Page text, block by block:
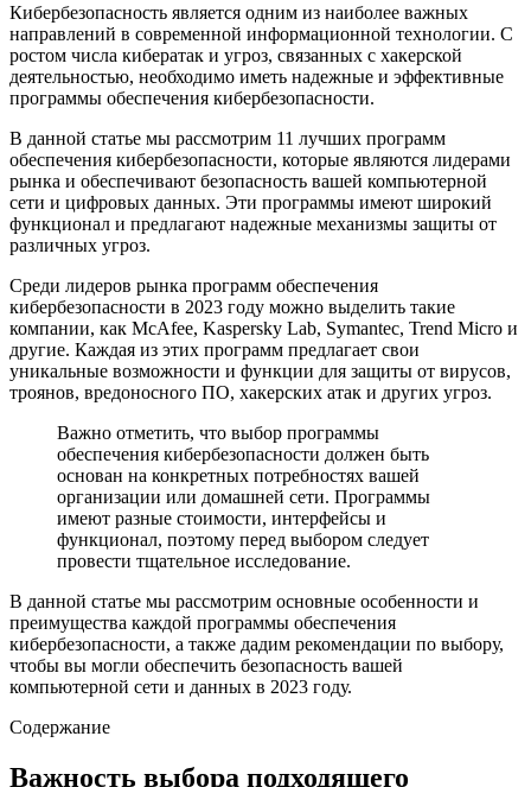
Кибербезопасность является одним из наиболее важных
направлений в современной информационной технологии. С
ростом числа кибератак и угроз, связанных с хакерской
деятельностью, необходимо иметь надежные и эффективные
программы обеспечения кибербезопасности.
В данной статье мы рассмотрим 11 лучших программ
обеспечения кибербезопасности, которые являются лидерами
рынка и обеспечивают безопасность вашей компьютерной
сети и цифровых данных. Эти программы имеют широкий
функционал и предлагают надежные механизмы защиты от
различных угроз.
Среди лидеров рынка программ обеспечения
кибербезопасности в 2023 году можно выделить такие
компании, как McAfee, Kaspersky Lab, Symantec, Trend Micro и
другие. Каждая из этих программ предлагает свои
уникальные возможности и функции для защиты от вирусов,
троянов, вредоносного ПО, хакерских атак и других угроз.
Важно отметить, что выбор программы
обеспечения кибербезопасности должен быть
основан на конкретных потребностях вашей
организации или домашней сети. Программы
имеют разные стоимости, интерфейсы и
функционал, поэтому перед выбором следует
провести тщательное исследование.
В данной статье мы рассмотрим основные особенности и
преимущества каждой программы обеспечения
кибербезопасности, а также дадим рекомендации по выбору,
чтобы вы могли обеспечить безопасность вашей
компьютерной сети и данных в 2023 году.
Содержание
Важность выбора подходящего